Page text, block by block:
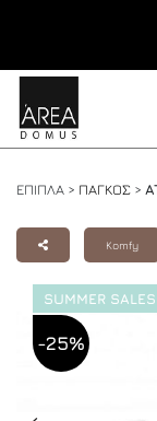
ΕΠΙΠΛΑ > ΠΑΓΚΟΣ >
Komfy
SUMMER SALES
-25%